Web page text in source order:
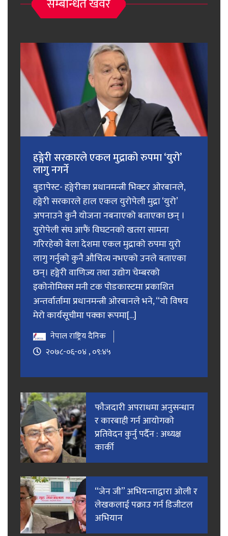
हङ्गेरी सरकारले एकल मुद्राको रुपमा ‘युरो’
लागु नगर्ने
बुडापेस्ट- हङ्गेरीका प्रधानमन्त्री भिक्टर ओरबानले,
हङ्गेरी सरकारले हाल एकल युरोपेली मुद्रा ‘युरो’
अपनाउने कुनै योजना नबनाएको बताएका छन् ।
युरोपेली संघ आफैं विघटनको खतरा सामना
गरिरहेको बेला देशमा एकल मुद्राको रुपमा युरो
लागु गर्नुको कुनै औचित्य नभएको उनले बताएका
छन्। हङ्गेरी वाणिज्य तथा उद्योग चेम्बरको
इकोनोमिक्स मनी टक पोडकास्टमा प्रकाशित
अन्तर्वार्तामा प्रधानमन्त्री ओरबानले भने, “यो विषय
मेरो कार्यसूचीमा पक्का रूपमा[...]
नेपाल राष्ट्रिय दैनिक
२०७८-०६-०४ , ०९:४५
फाैजदारी अपराधमा अनुसन्धान
र कारबाही गर्न आयाेगकाे
प्रतिवेदन कुर्नु पर्दैन : अध्यक्ष
कार्की
“जेन जी” अभियन्ताद्वारा ओली र
लेखकलाई पक्राउ गर्न डिजीटल
अभियान